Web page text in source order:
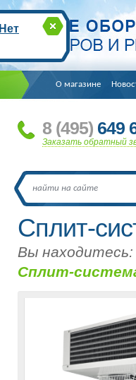
Нет
О магазине
8 (495) 649
Заказать обратный
Сплит-
Вы находитесь:
Сплит-